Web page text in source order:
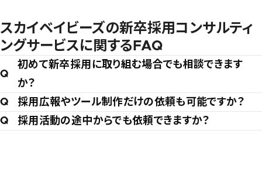
スカイベイビーズの新卒採用コンサルティ
ングサービスに関するFAQ
初めて新卒採用に取り組む場合でも相談できます
か？
採用広報やツール制作だけの依頼も可能ですか？
採用活動の途中からでも依頼できますか？